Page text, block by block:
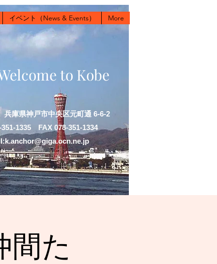
to Kobe
庫県神戸市中央区元町通 6-6-2
351-1335 FAX 078-351-1334
イベント（News & Events） More
間た